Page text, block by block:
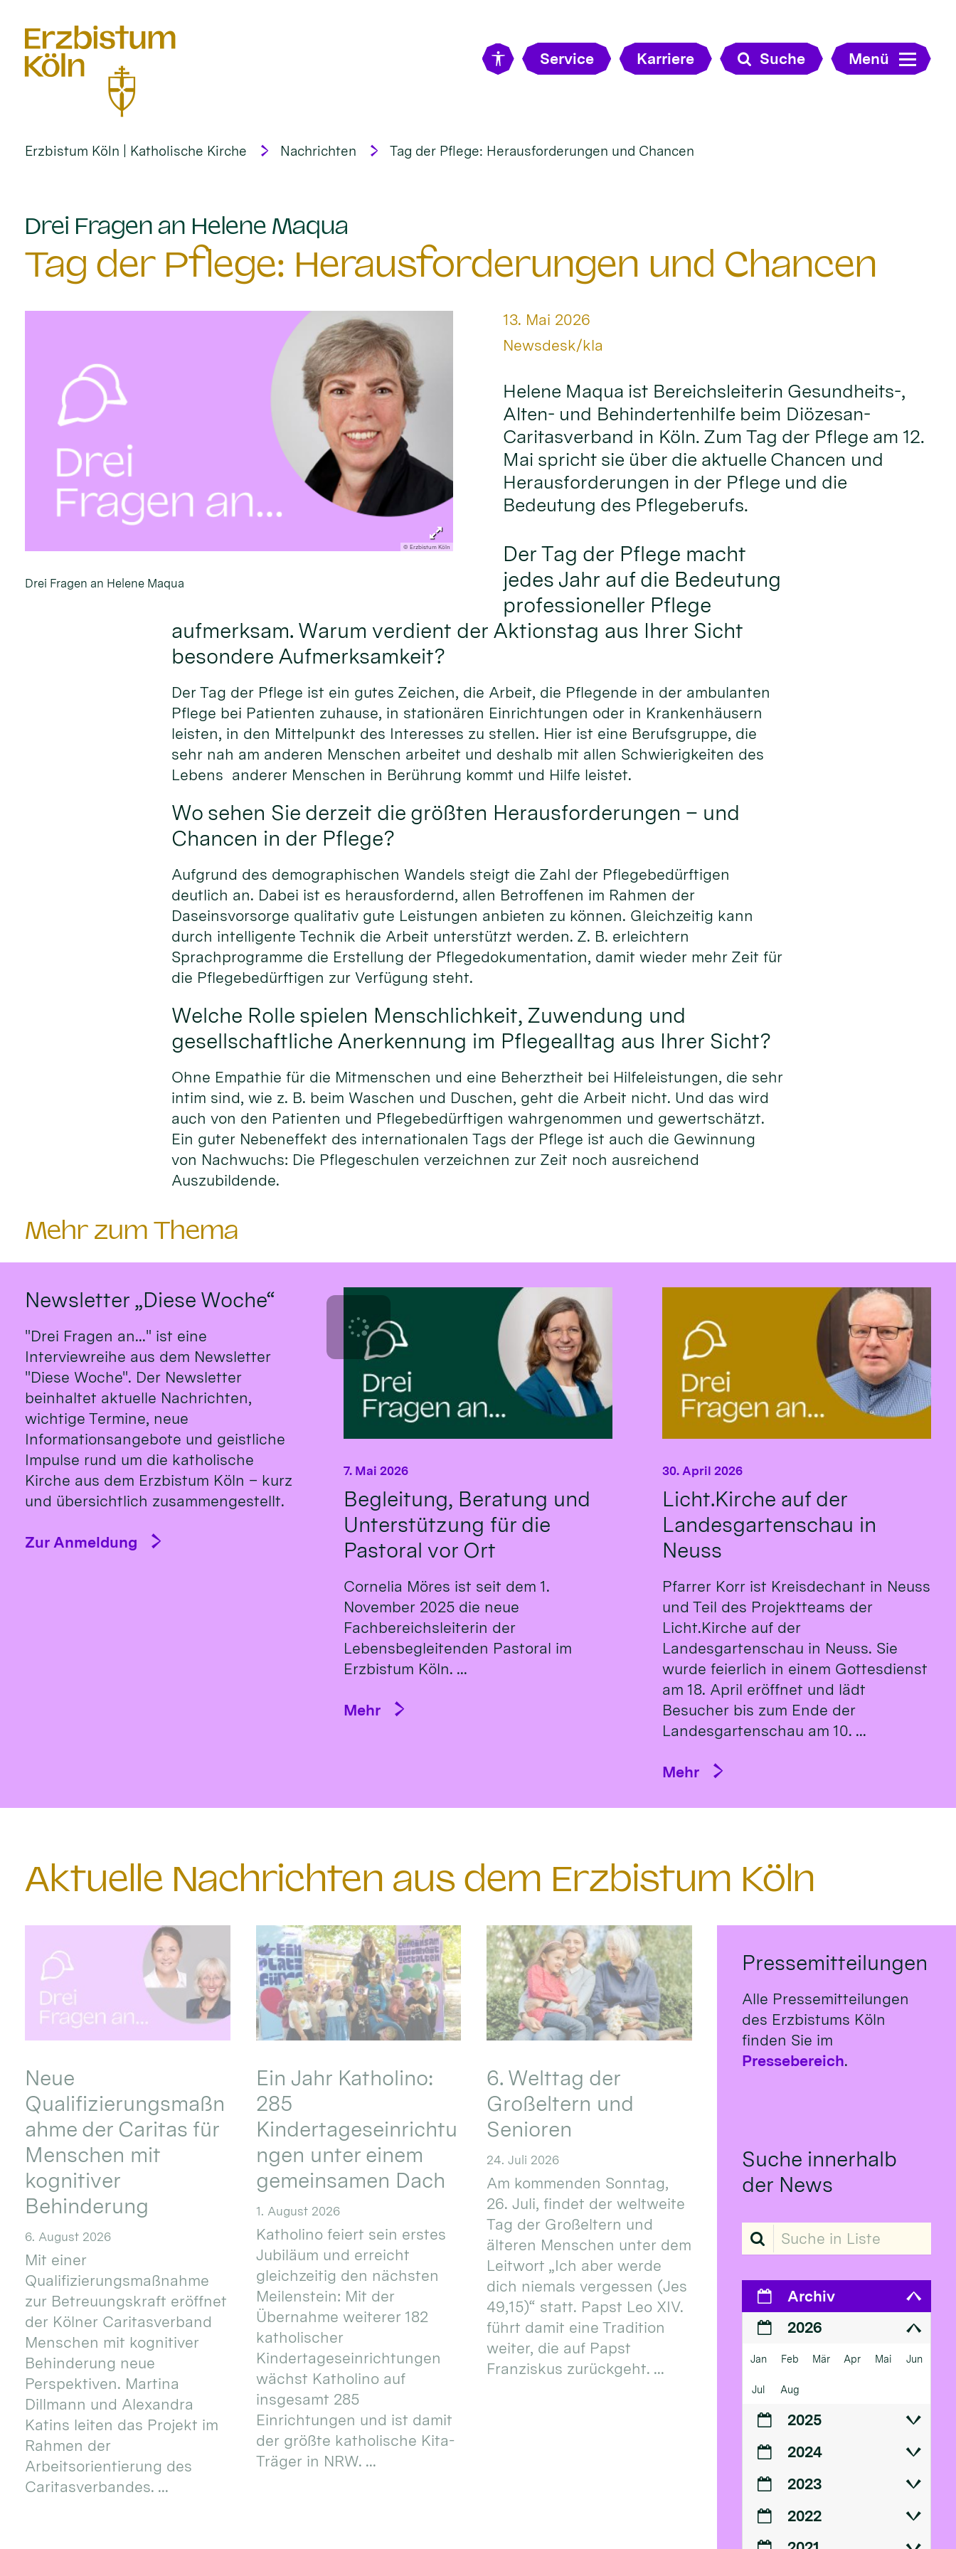
Service Karriere Suche Menü
Erzbistum Köln | Katholische Kirche Nachrichten Tag der Pflege: Herausforderungen und Chancen
Drei Fragen an Helene Maqua
Tag der Pflege: Herausforderungen und Chancen
© Erzbistum Köln
Drei Fragen an Helene Maqua
Datum:
13. Mai 2026
Von:
Newsdesk/kla
Helene Maqua ist Bereichsleiterin Gesundheits-,
Alten- und Behindertenhilfe beim Diözesan-
Caritasverband in Köln. Zum Tag der Pflege am 12.
Mai spricht sie über die aktuelle Chancen und
Herausforderungen in der Pflege und die
Bedeutung des Pflegeberufs.
Der Tag der Pflege macht
jedes Jahr auf die Bedeutung
professioneller Pflege
aufmerksam. Warum verdient der Aktionstag aus Ihrer Sicht
besondere Aufmerksamkeit?
Der Tag der Pflege ist ein gutes Zeichen, die Arbeit, die Pflegende in der ambulanten
Pflege bei Patienten zuhause, in stationären Einrichtungen oder in Krankenhäusern
leisten, in den Mittelpunkt des Interesses zu stellen. Hier ist eine Berufsgruppe, die
sehr nah am anderen Menschen arbeitet und deshalb mit allen Schwierigkeiten des
Lebens anderer Menschen in Berührung kommt und Hilfe leistet.
Wo sehen Sie derzeit die größten Herausforderungen – und
Chancen in der Pflege?
Aufgrund des demographischen Wandels steigt die Zahl der Pflegebedürftigen
deutlich an. Dabei ist es herausfordernd, allen Betroffenen im Rahmen der
Daseinsvorsorge qualitativ gute Leistungen anbieten zu können. Gleichzeitig kann
durch intelligente Technik die Arbeit unterstützt werden. Z. B. erleichtern
Sprachprogramme die Erstellung der Pflegedokumentation, damit wieder mehr Zeit für
die Pflegebedürftigen zur Verfügung steht.
Welche Rolle spielen Menschlichkeit, Zuwendung und
gesellschaftliche Anerkennung im Pflegealltag aus Ihrer Sicht?
Ohne Empathie für die Mitmenschen und eine Beherztheit bei Hilfeleistungen, die sehr
intim sind, wie z. B. beim Waschen und Duschen, geht die Arbeit nicht. Und das wird
auch von den Patienten und Pflegebedürftigen wahrgenommen und gewertschätzt.
Ein guter Nebeneffekt des internationalen Tags der Pflege ist auch die Gewinnung
von Nachwuchs: Die Pflegeschulen verzeichnen zur Zeit noch ausreichend
Auszubildende.
Mehr zum Thema
Newsletter „Diese Woche“
"Drei Fragen an..." ist eine
Interviewreihe aus dem Newsletter
"Diese Woche". Der Newsletter
beinhaltet aktuelle Nachrichten,
wichtige Termine, neue
Informationsangebote und geistliche
Impulse rund um die katholische
Kirche aus dem Erzbistum Köln – kurz
und übersichtlich zusammengestellt.
Zur Anmeldung
Begleitung, Beratung und
Unterstützung für die
Pastoral vor Ort
7. Mai 2026
Cornelia Möres ist seit dem 1.
November 2025 die neue
Fachbereichsleiterin der
Lebensbegleitenden Pastoral im
Erzbistum Köln. ...
Mehr
Licht.Kirche auf der
Landesgartenschau in
Neuss
30. April 2026
Pfarrer Korr ist Kreisdechant in Neuss
und Teil des Projektteams der
Licht.Kirche auf der
Landesgartenschau in Neuss. Sie
wurde feierlich in einem Gottesdienst
am 18. April eröffnet und lädt
Besucher bis zum Ende der
Landesgartenschau am 10. ...
Mehr
Aktuelle Nachrichten aus dem Erzbistum Köln
Neue
Qualifizierungsmaßn
ahme der Caritas für
Menschen mit
kognitiver
Behinderung
6. August 2026
Mit einer
Qualifizierungsmaßnahme
zur Betreuungskraft eröffnet
der Kölner Caritasverband
Menschen mit kognitiver
Behinderung neue
Perspektiven. Martina
Dillmann und Alexandra
Katins leiten das Projekt im
Rahmen der
Arbeitsorientierung des
Caritasverbandes. ...
Ein Jahr Katholino:
285
Kindertageseinrichtu
ngen unter einem
gemeinsamen Dach
1. August 2026
Katholino feiert sein erstes
Jubiläum und erreicht
gleichzeitig den nächsten
Meilenstein: Mit der
Übernahme weiterer 182
katholischer
Kindertageseinrichtungen
wächst Katholino auf
insgesamt 285
Einrichtungen und ist damit
der größte katholische Kita-
Träger in NRW. ...
6. Welttag der
Großeltern und
Senioren
24. Juli 2026
Am kommenden Sonntag,
26. Juli, findet der weltweite
Tag der Großeltern und
älteren Menschen unter dem
Leitwort „Ich aber werde
dich niemals vergessen (Jes
49,15)“ statt. Papst Leo XIV.
führt damit eine Tradition
weiter, die auf Papst
Franziskus zurückgeht. ...
Pressemitteilungen
Alle Pressemitteilungen
des Erzbistums Köln
finden Sie im
Pressebereich.
Suche innerhalb
der News
Suche in Liste
Archiv
2026
Jan Feb Mär Apr Mai Jun
Jul Aug
2025
2024
2023
2022